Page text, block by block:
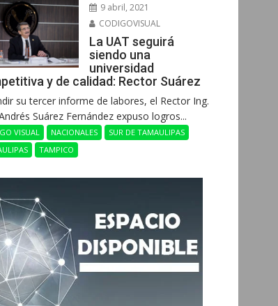
9 abril, 2021
CODIGOVISUAL
La UAT seguirá
siendo una
universidad
y de calidad: Rector Suárez
su tercer informe de labores, el Rector Ing.
Suárez Fernández expuso logros...
VISUAL NACIONALES
SUR DE TAMAULIPAS
TAMPICO